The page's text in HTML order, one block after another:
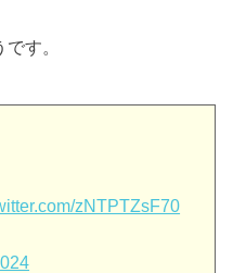
す。
zNTPTZsF70